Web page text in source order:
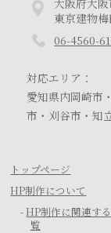
大阪府大
東京建物
06-4560-
対応エリア：
愛知県内岡崎市
市・刈谷市・知
トップページ
HP制作について
-HP制作に関連す
覧